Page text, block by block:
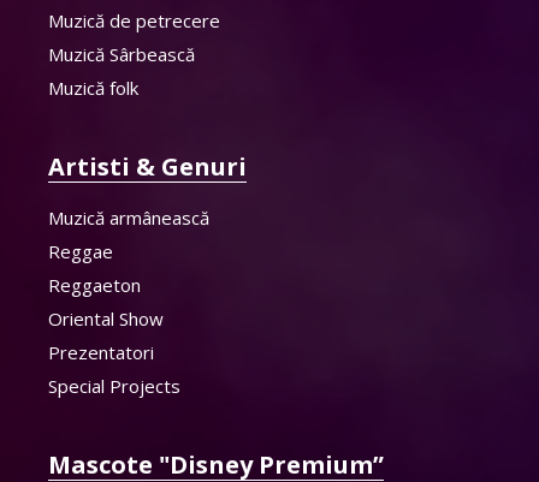
Muzică de petrecere
Muzică Sârbească
Muzică folk
Artisti & Genuri
Muzică armânească
Reggae
Reggaeton
Oriental Show
Prezentatori
Special Projects
Mascote "Disney Premium”